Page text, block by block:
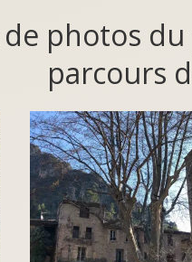
de photos
parcours